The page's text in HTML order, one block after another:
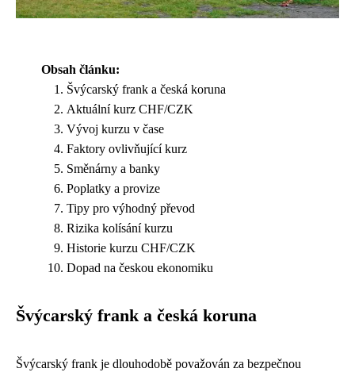
Obsah článku:
Švýcarský frank a česká koruna
Aktuální kurz CHF/CZK
Vývoj kurzu v čase
Faktory ovlivňující kurz
Směnárny a banky
Poplatky a provize
Tipy pro výhodný převod
Rizika kolísání kurzu
Historie kurzu CHF/CZK
Dopad na českou ekonomiku
Švýcarský frank a česká koruna
Švýcarský frank je dlouhodobě považován za bezpečnou